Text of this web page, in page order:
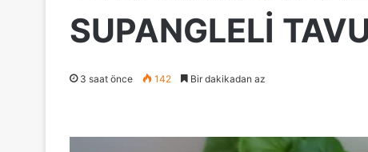
SUPANGLELİ
3 saat önce 142 Bir dakikadan az